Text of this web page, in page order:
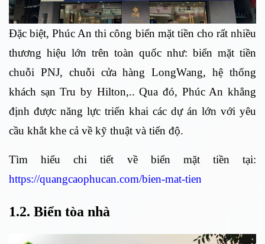
Đặc biệt, Phúc An thi công biển mặt tiền cho rất nhiều
thương hiệu lớn trên toàn quốc như: biển mặt tiền
chuỗi PNJ, chuỗi cửa hàng LongWang, hệ thống
khách sạn Tru by Hilton,.. Qua đó, Phúc An khẳng
định được năng lực triển khai các dự án lớn với yêu
cầu khắt khe cả về kỹ thuật và tiến độ.
Tìm hiểu chi tiết về biển mặt tiền tại:
https://quangcaophucan.com/bien-mat-tien
1.2. Biển tòa nhà